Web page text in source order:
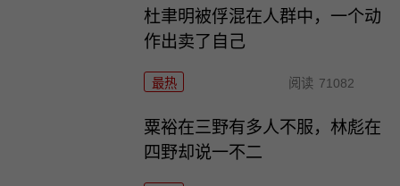
杜聿明被俘混在人群中，一个动
作出卖了自己
最热 阅读 71082
粟裕在三野有多人不服，林彪在
四野却说一不二